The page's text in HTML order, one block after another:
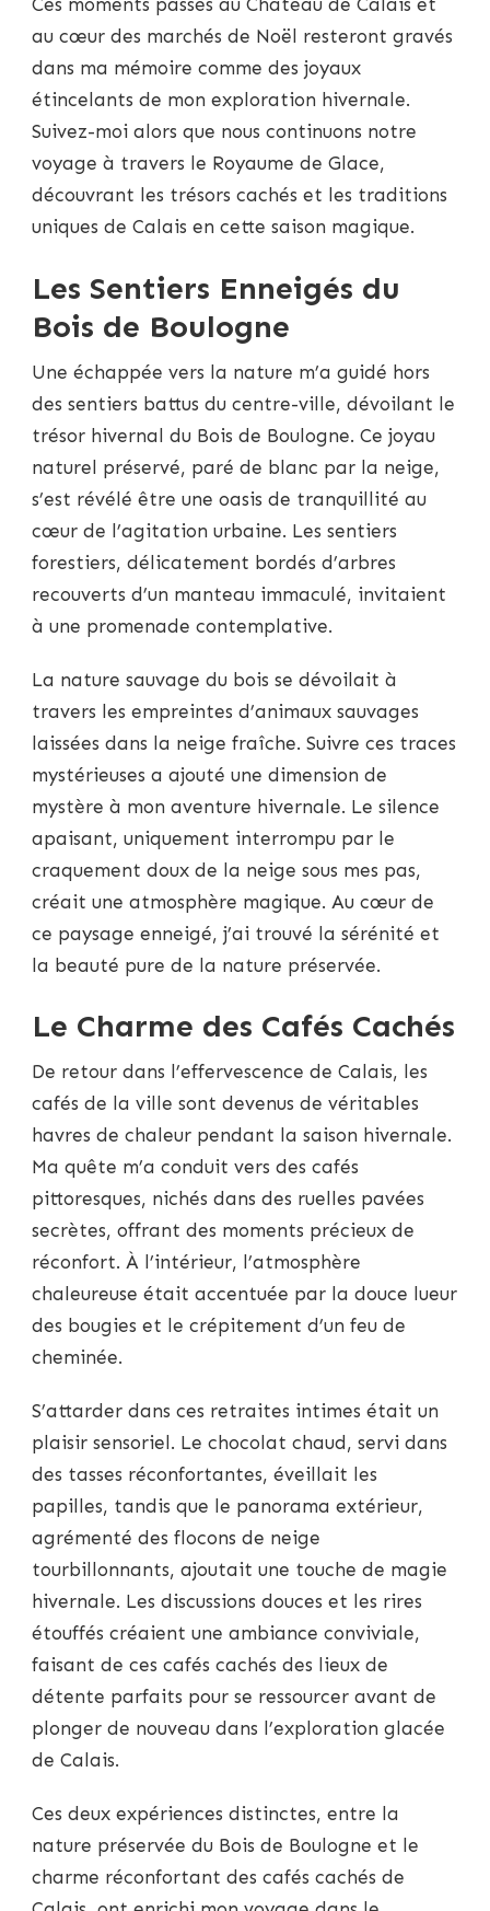
Ces moments passés au Château de Calais et
au cœur des marchés de Noël resteront gravés
dans ma mémoire comme des joyaux
étincelants de mon exploration hivernale.
Suivez-moi alors que nous continuons notre
voyage à travers le Royaume de Glace,
découvrant les trésors cachés et les traditions
uniques de Calais en cette saison magique.
Les Sentiers Enneigés du
Bois de Boulogne
Une échappée vers la nature m’a guidé hors
des sentiers battus du centre-ville, dévoilant le
trésor hivernal du Bois de Boulogne. Ce joyau
naturel préservé, paré de blanc par la neige,
s’est révélé être une oasis de tranquillité au
cœur de l’agitation urbaine. Les sentiers
forestiers, délicatement bordés d’arbres
recouverts d’un manteau immaculé, invitaient
à une promenade contemplative.
La nature sauvage du bois se dévoilait à
travers les empreintes d’animaux sauvages
laissées dans la neige fraîche. Suivre ces traces
mystérieuses a ajouté une dimension de
mystère à mon aventure hivernale. Le silence
apaisant, uniquement interrompu par le
craquement doux de la neige sous mes pas,
créait une atmosphère magique. Au cœur de
ce paysage enneigé, j’ai trouvé la sérénité et
la beauté pure de la nature préservée.
Le Charme des Cafés Cachés
De retour dans l’effervescence de Calais, les
cafés de la ville sont devenus de véritables
havres de chaleur pendant la saison hivernale.
Ma quête m’a conduit vers des cafés
pittoresques, nichés dans des ruelles pavées
secrètes, offrant des moments précieux de
réconfort. À l’intérieur, l’atmosphère
chaleureuse était accentuée par la douce lueur
des bougies et le crépitement d’un feu de
cheminée.
S’attarder dans ces retraites intimes était un
plaisir sensoriel. Le chocolat chaud, servi dans
des tasses réconfortantes, éveillait les
papilles, tandis que le panorama extérieur,
agrémenté des flocons de neige
tourbillonnants, ajoutait une touche de magie
hivernale. Les discussions douces et les rires
étouffés créaient une ambiance conviviale,
faisant de ces cafés cachés des lieux de
détente parfaits pour se ressourcer avant de
plonger de nouveau dans l’exploration glacée
de Calais.
Ces deux expériences distinctes, entre la
nature préservée du Bois de Boulogne et le
charme réconfortant des cafés cachés de